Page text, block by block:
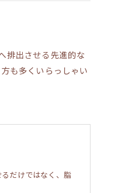
排出させる先進的な
も多くいらっしゃい
だけではなく、脂